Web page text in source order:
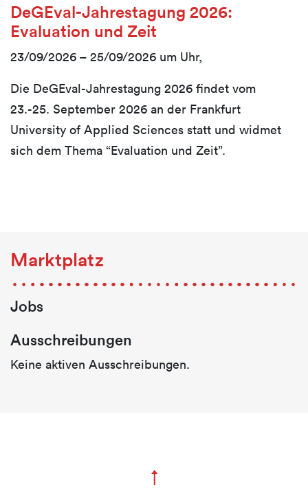
DeGEval-Jahrestagung 2026:
Evaluation und Zeit
23/09/2026 – 25/09/2026 um Ganztägig
Uhr,
Die DeGEval-Jahrestagung 2026 findet vom
23.-25. September 2026 an der Frankfurt
University of Applied Sciences statt und widmet
sich dem Thema “Evaluation und Zeit”.
Marktplatz
Jobs
Ausschreibungen
Keine aktiven Ausschreibungen.
↑Zum Seitenanfang